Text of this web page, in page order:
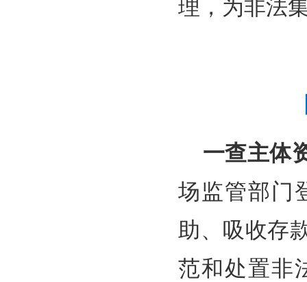
理，为非法
一查主体
场监管部门
助、吸收存
范和处置非